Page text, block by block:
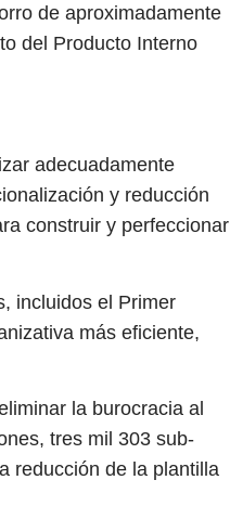
de aproximadamente
del Producto Interno
adecuadamente
y reducción
construir y perfeccionar
incluidos el Primer
más eficiente,
la burocracia al
tres mil 303 sub-
reducción de la plantilla